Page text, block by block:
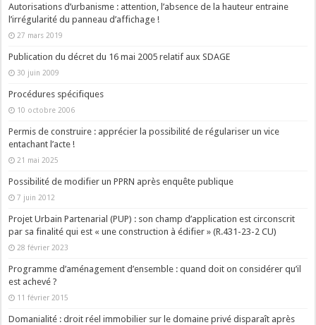
Autorisations d’urbanisme : attention, l’absence de la hauteur entraine
l’irrégularité du panneau d’affichage !
27 mars 2019
Publication du décret du 16 mai 2005 relatif aux SDAGE
30 juin 2009
Procédures spécifiques
10 octobre 2006
Permis de construire : apprécier la possibilité de régulariser un vice
entachant l’acte !
21 mai 2025
Possibilité de modifier un PPRN après enquête publique
7 juin 2012
Projet Urbain Partenarial (PUP) : son champ d’application est circonscrit
par sa finalité qui est « une construction à édifier » (R.431-23-2 CU)
28 février 2023
Programme d’aménagement d’ensemble : quand doit on considérer qu’il
est achevé ?
11 février 2015
Domanialité : droit réel immobilier sur le domaine privé disparaît après